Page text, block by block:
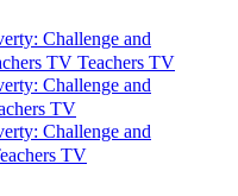
Challenge and
TV Teachers TV
Challenge and
TV
Challenge and
TV